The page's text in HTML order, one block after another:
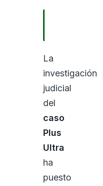
La
investigación
judicial
del
caso
Plus
Ultra
ha
puesto